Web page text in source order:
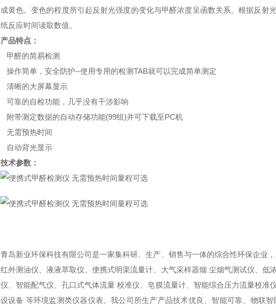
成黄色。变色的程度所引起反射光强度的变化与甲醛浓度呈函数关系。根据反射
纸反应时间读取数值。
产品特点：
甲醛的简易检测
操作简单，安全防护--使用专用的检测TAB就可以完成简单测定
清晰的大屏幕显示
可靠的自检功能，几乎没有干涉影响
附带测定数据的自动存储功能(99组)并可下载至PC机
无需预热时间
自动背光显示
技术参数：
青岛新业环保科技有限公司是一家集科研、生产、销售与一体的综合性环保企业，
红外测油仪、液液萃取仪、便携式明渠流量计、大气采样器烟 尘烟气测试仪、低
仪、智能配气仪、孔口式气体流量 校准仪、皂膜流量计、智能综合压力流量校准
设设备 等环境监测类仪器仪表。我公司所生产产品技术优良、智能可靠、物联